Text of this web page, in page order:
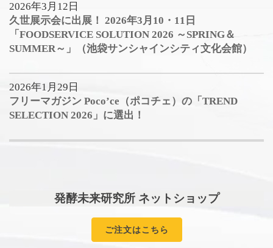
2026年3月12日
久世展示会に出展！ 2026年3月10・11日
「FOODSERVICE SOLUTION 2026 ～SPRING＆
SUMMER～」（池袋サンシャインシティ文化会館）
2026年1月29日
フリーマガジン Poco’ce（ポコチェ）の「TREND
SELECTION 2026」に選出！
発酵未来研究所 ネットショップ
ご注文はこちら